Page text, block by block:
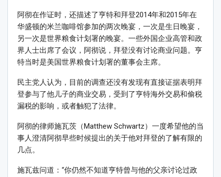
阿彻在作证时，还描述了亨特和拜登2014年和2015年在
华盛顿的米兰咖啡馆参加的两次晚宴，一次是生日晚宴，
另一次是世界粮食计划署的晚宴。一些外国企业高管和政
界人士出席了会议，阿彻说，拜登没有讨论商业问题。亨
特当时是美国世界粮食计划署的董事会主席。
民主党人认为，目前的调查还没有发现有直接证据表明拜
登参与了他儿子的商业交易，受到了亨特海外交易和偷税
漏税的影响，或者触犯了法律。
阿彻的律师施瓦茨（Matthew Schwartz）一度希望他的当
事人澄清阿彻早些时候提出的关于他对拜登的了解有限的
几点。
施瓦兹问道：“你仍然不知道亨特曾与他的父亲讨论过政